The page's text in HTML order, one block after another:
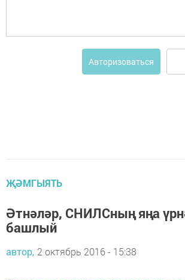
Авторизоваться
ҖӘМГЫЯТЬ
Әтнәләр, СНИЛСның яңа
башлый
автор, 2 октябрь 2016 - 15:38